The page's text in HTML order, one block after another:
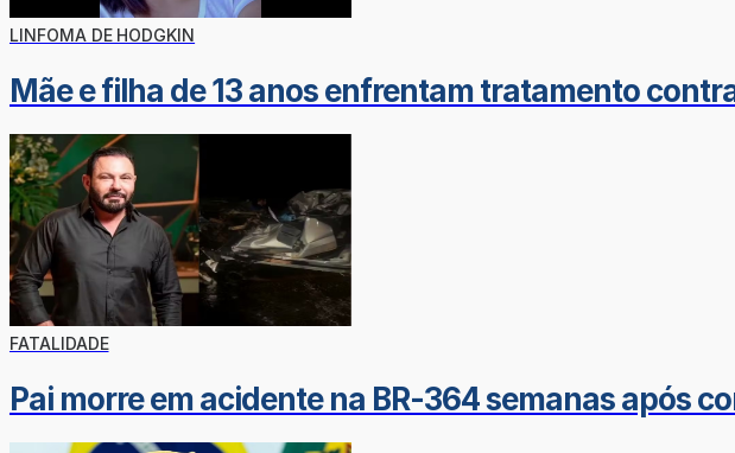
LINFOMA DE HODGKIN
Mãe e filha de 13 anos enfrentam tratamento
FATALIDADE
Pai morre em acidente na BR-364 semanas após